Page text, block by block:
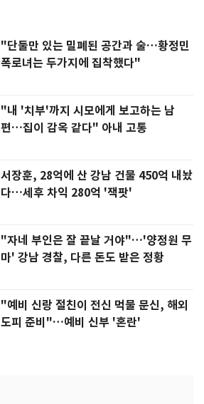
"단둘만 있는 밀폐된 공간과 술…황정민
폭로녀는 두가지에 집착했다"
"내 '치부'까지 시모에게 보고하는 남
편…집이 감옥 같다" 아내 고통
서장훈, 28억에 산 강남 건물 450억 내놨
다…세후 차익 280억 '잭팟'
"자네 부인은 잘 끝날 거야"…'양정원 무
마' 강남 경찰, 다른 돈도 받은 정황
"예비 신랑 절친이 전신 먹물 문신, 해외
도피 준비"…예비 신부 '혼란'